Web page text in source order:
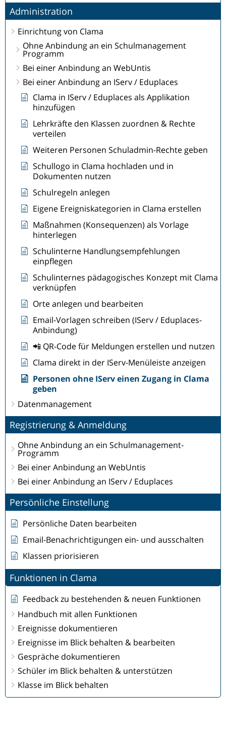
Administration
Einrichtung von Clama
Ohne Anbindung an ein Schulmanagement
Programm
Bei einer Anbindung an WebUntis
Bei einer Anbindung an IServ / Eduplaces
Clama in IServ / Eduplaces als Applikation
hinzufügen
Lehrkräfte den Klassen zuordnen & Rechte
verteilen
Weiteren Personen Schuladmin-Rechte geben
Schullogo in Clama hochladen und in
Dokumenten nutzen
Schulregeln anlegen
Eigene Ereigniskategorien in Clama erstellen
Maßnahmen (Konsequenzen) als Vorlage
hinterlegen
Schulinterne Handlungsempfehlungen
einpflegen
Schulinternes pädagogisches Konzept mit Clama
verknüpfen
Orte anlegen und bearbeiten
Email-Vorlagen schreiben (IServ / Eduplaces-
Anbindung)
📲 QR-Code für Meldungen erstellen und nutzen
Clama direkt in der IServ-Menüleiste anzeigen
Personen ohne IServ einen Zugang in Clama
geben
Datenmanagement
Registrierung & Anmeldung
Ohne Anbindung an ein Schulmanagement-
Programm
Bei einer Anbindung an WebUntis
Bei einer Anbindung an IServ / Eduplaces
Persönliche Einstellung
Persönliche Daten bearbeiten
Email-Benachrichtigungen ein- und ausschalten
Klassen priorisieren
Funktionen in Clama
Feedback zu bestehenden & neuen Funktionen
Handbuch mit allen Funktionen
Ereignisse dokumentieren
Ereignisse im Blick behalten & bearbeiten
Gespräche dokumentieren
Schüler im Blick behalten & unterstützen
Klasse im Blick behalten